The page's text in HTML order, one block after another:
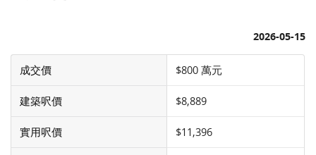
2026-05-15
成交價 $800 萬元
建築呎價 $8,889
實用呎價 $11,396